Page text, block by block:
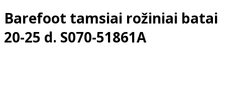
Barefoot tamsiai rožiniai batai
20-25 d. S070-51861A